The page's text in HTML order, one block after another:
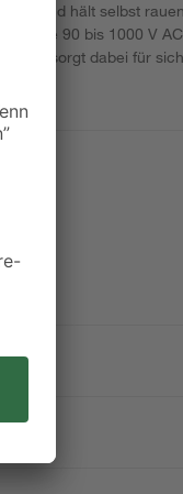
und hält selbst
sowie 90 bis 1000 V
sorgt dabei für